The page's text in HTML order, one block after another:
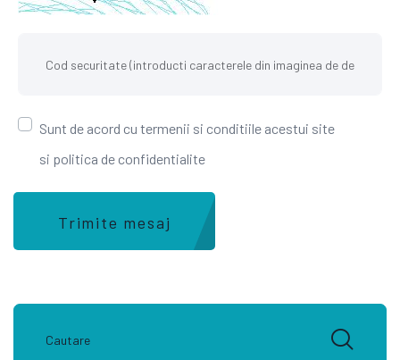
Sunt de acord cu termenii si conditiile acestui site
si politica de confidentialite
Trimite mesaj